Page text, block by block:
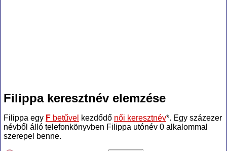
Filippa keresztnév elemzése
Filippa egy F betűvel kezdődő női keresztnév*. Egy százezer
névből álló telefonkönyvben Filippa utónév 0 alkalommal
szerepel benne.